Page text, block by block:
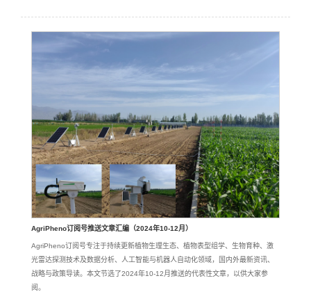
AgriPheno订阅号推送文章汇编（2024年10-12月）
AgriPheno订阅号专注于持续更新植物生理生态、植物表型组学、生物育种、激
光雷达探测技术及数据分析、人工智能与机器人自动化领域，国内外最新资讯、
战略与政策导读。本文节选了2024年10-12月推送的代表性文章，以供大家参
阅。